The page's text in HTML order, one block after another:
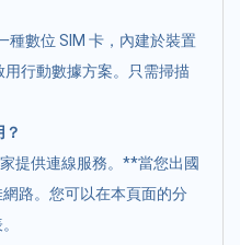
數位 SIM 卡，內建於裝置
行動數據方案。只需掃描
提供連線服務。**當您出國
路。您可以在本頁面的分